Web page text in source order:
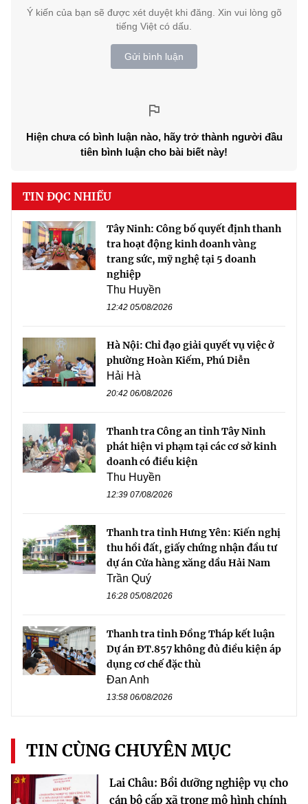
Ý kiến của bạn sẽ được xét duyệt khi đăng. Xin vui lòng gõ
tiếng Việt có dấu.
Gửi bình luận
Hiện chưa có bình luận nào, hãy trở thành người đầu
tiên bình luận cho bài biết này!
TIN ĐỌC NHIỀU
Tây Ninh: Công bố quyết định thanh
tra hoạt động kinh doanh vàng
trang sức, mỹ nghệ tại 5 doanh
nghiệp
Thu Huyền
12:42 05/08/2026
Hà Nội: Chỉ đạo giải quyết vụ việc ở
phường Hoàn Kiếm, Phú Diễn
Hải Hà
20:42 06/08/2026
Thanh tra Công an tỉnh Tây Ninh
phát hiện vi phạm tại các cơ sở kinh
doanh có điều kiện
Thu Huyền
12:39 07/08/2026
Thanh tra tỉnh Hưng Yên: Kiến nghị
thu hồi đất, giấy chứng nhận đầu tư
dự án Cửa hàng xăng dầu Hải Nam
Trần Quý
16:28 05/08/2026
Thanh tra tỉnh Đồng Tháp kết luận
Dự án ĐT.857 không đủ điều kiện áp
dụng cơ chế đặc thù
Đan Anh
13:58 06/08/2026
TIN CÙNG CHUYÊN MỤC
Lai Châu: Bồi dưỡng nghiệp vụ cho
cán bộ cấp xã trong mô hình chính